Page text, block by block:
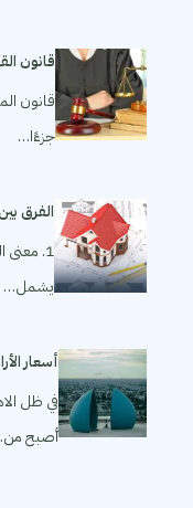
قانون
قانون
جزءًا…
الفرق
1. معنى
يشمل…
أسعار
في ظل
أصبح